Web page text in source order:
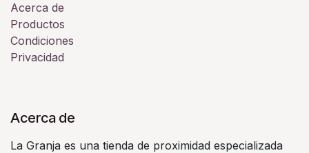
Acerca de
Productos
Condiciones
Privacidad
Acerca de
La Granja es una tienda de proximidad especializada